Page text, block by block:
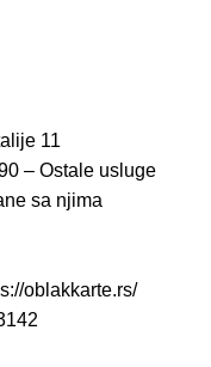
11
– Ostale usluge
sa njima
oblakkarte.rs/